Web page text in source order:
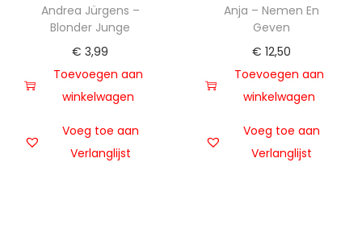
Andrea Jürgens –
Blonder Junge
€ 3,99
Toevoegen aan
winkelwagen
Voeg toe aan
Verlanglijst
Anja – Nemen En
Geven
€ 12,50
Toevoegen aan
winkelwagen
Voeg toe aan
Verlanglijst